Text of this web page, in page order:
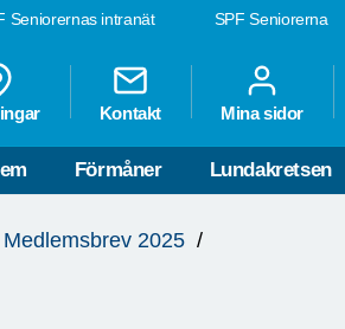
SPF Seniorerna
Seniorernas intranät
Kontakt Mina sidor
Förmåner Lundakretsen
Medlemsbrev 2025